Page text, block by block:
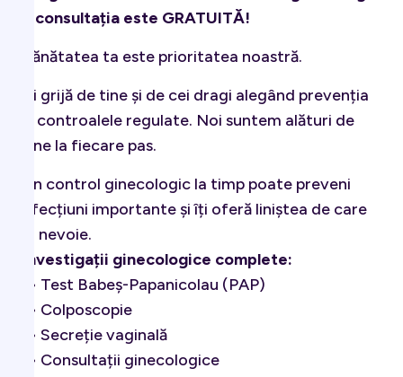
– consultația este GRATUITĂ!
Sănătatea ta este prioritatea noastră.
Ai grijă de tine și de cei dragi alegând prevenția
și controalele regulate. Noi suntem alături de
tine la fiecare pas.
Un control ginecologic la timp poate preveni
afecțiuni importante și îți oferă liniștea de care
ai nevoie.
Investigații ginecologice complete:
• Test Babeș-Papanicolau (PAP)
• Colposcopie
• Secreție vaginală
• Consultații ginecologice